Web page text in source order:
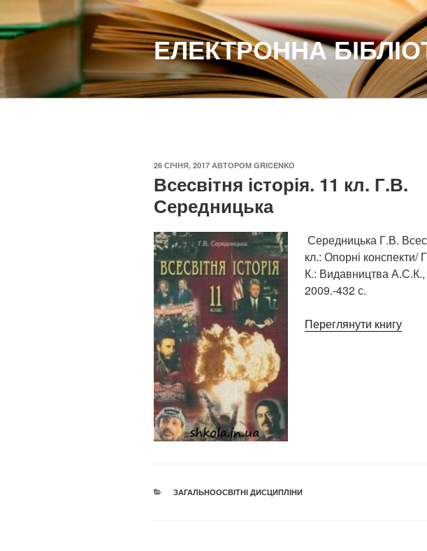
Перейти
до
вмісту
ЕЛЕКТРОННА
ОПУБЛІКОВАНО
26 СІЧНЯ, 2017 АВТОРОМ GRICENKO
Всесвітня історія. 11 кл. Г.В.
Середницька
Середницька Г.В.
кл.: Опорні
К.: Видавництва
2009.-432 с.
Переглянути книгу
КАТЕГОРІЇ
ЗАГАЛЬНООСВІТНІ ДИСЦИПЛІНИ